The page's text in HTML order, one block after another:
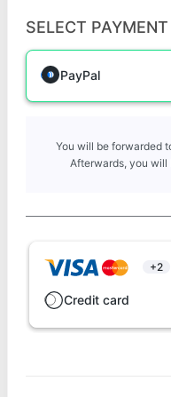
SELECT
PayPal
You will be forwarded
Afterwards, you will
+2
Credit card